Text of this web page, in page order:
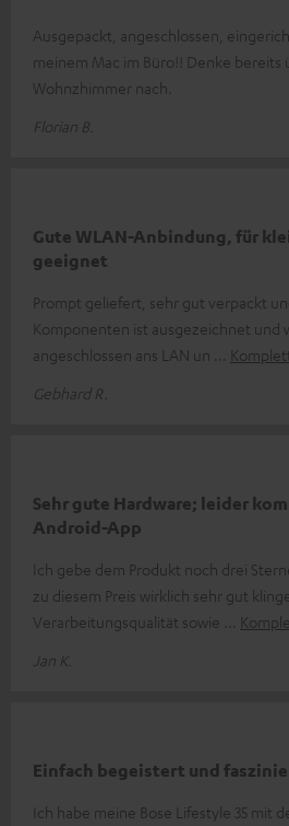
Ausgepackt, angeschlossen,
meinem Mac im Büro!! Denke bereits
Wohnzhimmer nach.
Florian B.
Gute WLAN-Anbindung, für
geeignet
Prompt geliefert, sehr gut verpackt
Komponenten ist ausgezeichnet und
angeschlossen ans LAN un
Gebhard R.
Sehr gute Hardware; leider
Android-App
Ich gebe dem Produkt noch drei
zu diesem Preis wirklich sehr gut
Verarbeitungsqualität sowie
Jan K.
Einfach begeistert und
Ich habe meine Bose Lifestyle 35 mit